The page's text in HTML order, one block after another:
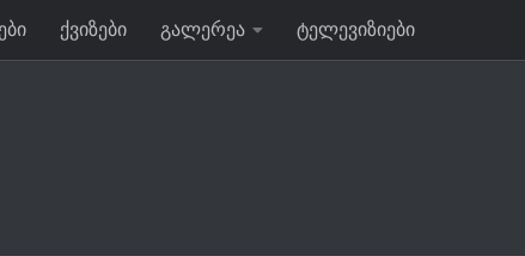
ქვიზები გალერეა ტელევიზიები